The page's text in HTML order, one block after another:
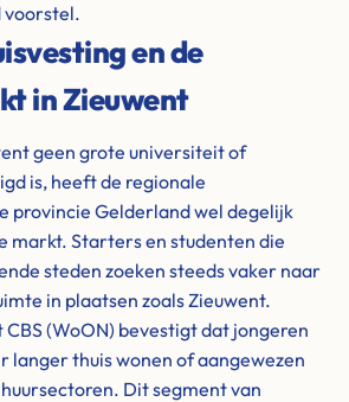
voorstel.
en de
in Zieuwent
geen grote universiteit of
is, heeft de regionale
provincie Gelderland wel degelijk
markt. Starters en studenten die
steden zoeken steeds vaker naar
in plaatsen zoals Zieuwent.
(WoON) bevestigt dat jongeren
langer thuis wonen of aangewezen
Dit segment van